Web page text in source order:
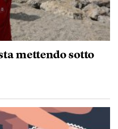
mettendo sotto